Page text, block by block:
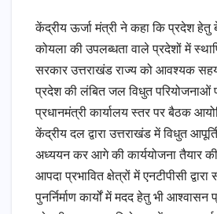
केंद्रीय ऊर्जा मंत्री ने कहा कि प्रदेश हेतु
कोयला की उपलब्धता वाले प्रदेशों में
सरकार उत्तराखंड राज्य को आवश्यक
प्रदेश की लंबित जल विधुत परियोजनाओं
प्रधानमंत्री कार्यालय स्तर पर बैठक
केंद्रीय दल द्वारा उत्तराखंड में विधुत
अध्ययन कर आगे की कार्ययोजना तैयार
आपदा प्रभावित क्षेत्रों में एनटीपीसी
पुनर्निर्माण कार्यों में मदद हेतु भी आश्वासन